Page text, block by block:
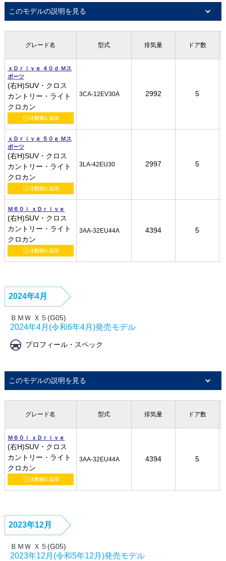
このモデルの説明を見る
グレード名 型式 排気量 ドア数
ｘＤｒｉｖｅ ４０ｄ Ｍス
ポーツ
(右H)SUV・クロス
カントリー・ライト
クロカン
3CA-12EV30A 2992 5
ｘＤｒｉｖｅ ５０ｅ Ｍス
ポーツ
(右H)SUV・クロス
カントリー・ライト
クロカン
3LA-42EU30 2997 5
Ｍ６０ｉ ｘＤｒｉｖｅ
(右H)SUV・クロス
カントリー・ライト
クロカン
3AA-32EU44A 4394 5
グレード名 型式 排気量 ドア数
ｘＤｒｉｖｅ ４０ｄ Ｍス
ポーツ
(右H)SUV・クロス
カントリー・ライト
クロカン
3CA-12EV30A 2992 5
ｘＤｒｉｖｅ ５０ｅ Ｍス
ポーツ
(右H)SUV・クロス
カントリー・ライト
クロカン
3LA-42EU30 2997 5
Ｍ６０ｉ ｘＤｒｉｖｅ
(右H)SUV・クロス
カントリー・ライト
クロカン
3AA-32EU44A 4394 5
グレード名 型式 排気量 ドア数
ｘＤｒｉｖｅ ４０ｄ Ｍス
ポーツ
(右H)SUV・クロス
カントリー・ライト
クロカン
3CA-12EV30A 2992 5
ｘＤｒｉｖｅ ５０ｅ Ｍス
ポーツ
(右H)SUV・クロス
カントリー・ライト
クロカン
3LA-42EU30 2997 5
Ｍ６０ｉ ｘＤｒｉｖｅ
(右H)SUV・クロス
カントリー・ライト
クロカン
3AA-32EU44A 4394 5
グレード名 型式 排気量 ドア数
ｘＤｒｉｖｅ ４０ｄ Ｍス
ポーツ
(右H)SUV・クロス
カントリー・ライト
クロカン
3CA-12EV30A 2992 5
ｘＤｒｉｖｅ ５０ｅ Ｍス
ポーツ
(右H)SUV・クロス
カントリー・ライト
クロカン
3LA-42EU30 2997 5
Ｍ６０ｉ ｘＤｒｉｖｅ
(右H)SUV・クロス
カントリー・ライト
クロカン
3AA-32EU44A 4394 5
2024年4月
ＢＭＷ Ｘ５(G05)
2024年4月(令和6年4月)発売モデル
プロフィール・スペック
このモデルの説明を見る
グレード名 型式 排気量 ドア数
Ｍ６０ｉ ｘＤｒｉｖｅ
(右H)SUV・クロス
カントリー・ライト
クロカン
3AA-32EU44A 4394 5
グレード名 型式 排気量 ドア数
Ｍ６０ｉ ｘＤｒｉｖｅ
(右H)SUV・クロス
カントリー・ライト
クロカン
3AA-32EU44A 4394 5
グレード名 型式 排気量 ドア数
Ｍ６０ｉ ｘＤｒｉｖｅ
(右H)SUV・クロス
カントリー・ライト
クロカン
3AA-32EU44A 4394 5
グレード名 型式 排気量 ドア数
Ｍ６０ｉ ｘＤｒｉｖｅ
(右H)SUV・クロス
カントリー・ライト
クロカン
3AA-32EU44A 4394 5
2023年12月
ＢＭＷ Ｘ５(G05)
2023年12月(令和5年12月)発売モデル